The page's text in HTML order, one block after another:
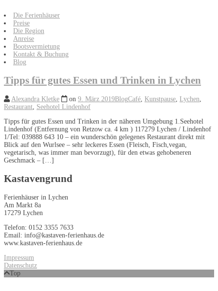
Die Ferienhäuser
Preise
Die Region
Anreise
Bootsvermietung
Kontakt & Buchung
Blog
Tipps für gutes Essen und Trinken in Lychen
Alexandra Kletke on 9. März 2019BlogCafé Kunstpause Lychen
Restaurant Seehotel Lindenhof
Tipps für gutes Essen und Trinken in der näheren Umgebung 1.Seehotel
Lindenhof (Entfernung von Retzow ca. 4 km ) 117279 Lychen / Lindenhof
1/Tel: 039888 643 10 – ein wunderschön gelegenes Restaurant direkt mit
Blick auf den Wurlsee – sehr leckeres Essen (Fleisch, Fisch,vegan,
vegetarisch, was immer man bevorzugt), für den etwas gehobeneren
Geschmack – […]
Kastavengrund
Ferienhäuser in Lychen
Am Markt 8a
17279 Lychen
Telefon: 0152 3355 7633
Email: info@kastaven-ferienhaus.de
www.kastaven-ferienhaus.de
Impressum
Datenschutz
Top